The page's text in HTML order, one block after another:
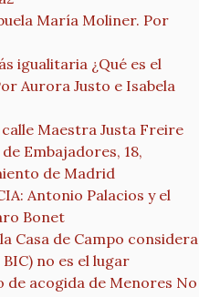
María Moliner. Por
igualitaria ¿Qué es el
Aurora Justo e Isabela
Maestra Justa Freire
Embajadores, 18,
de Madrid
Antonio Palacios y el
Bonet
Casa de Campo considera
no es el lugar
acogida de Menores No